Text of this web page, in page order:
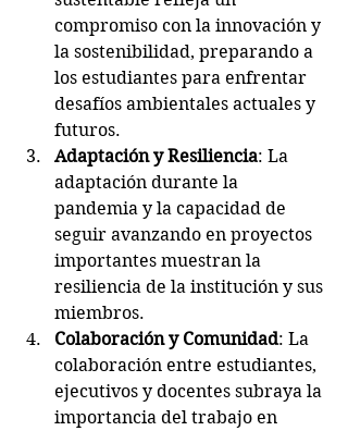
compromiso con la innovación y
la sostenibilidad, preparando a
los estudiantes para enfrentar
desafíos ambientales actuales y
futuros.
Adaptación y Resiliencia: La
adaptación durante la
pandemia y la capacidad de
seguir avanzando en proyectos
importantes muestran la
resiliencia de la institución y sus
miembros.
Colaboración y Comunidad: La
colaboración entre estudiantes,
ejecutivos y docentes subraya la
importancia del trabajo en